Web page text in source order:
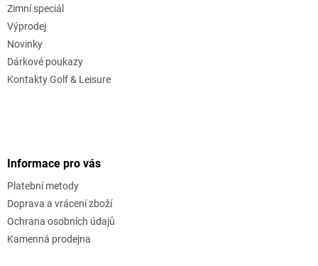
Zimní speciál
Výprodej
Novinky
Dárkové poukazy
Kontakty Golf & Leisure
Informace pro vás
Platební metody
Doprava a vrácení zboží
Ochrana osobních údajů
Kamenná prodejna